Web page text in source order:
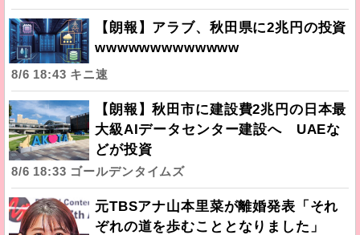
【朗報】アラブ、秋田県に2兆円の投資
wwwwwwwwwwwww
8/6 18:43 キニ速
【朗報】秋田市に建設費2兆円の日本最
大級AIデータセンター建設へ UAEな
どが投資
8/6 18:33 ゴールデンタイムズ
元TBSアナ山本里菜が離婚発表「それ
ぞれの道を歩むこととなりました」